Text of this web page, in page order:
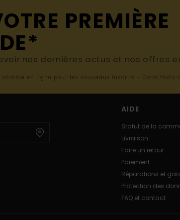
PREMIÈRE
nos dernières actus et nos offres
valable en ligne pour les nouveaux inscrits - Conditions
AIDE
Statut de la
Livraison
Faire un retour
Paiement
Réparations et
Protection des
FAQ et contact